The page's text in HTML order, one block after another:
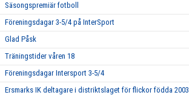
Säsongspremiär fotboll
Föreningsdagar 3-5/4 på InterSport
Glad Påsk
Träningstider våren 18
Föreningsdagar Intersport 3-5/4
Ersmarks IK deltagare i distriktslaget för flickor födda 2003